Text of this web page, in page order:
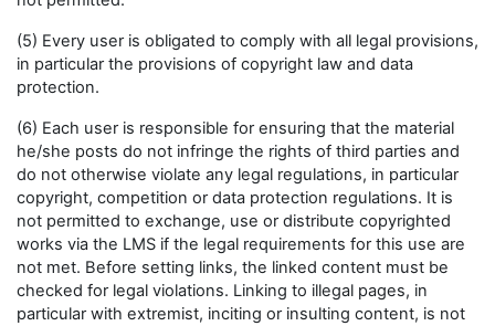
(5) Every user is obligated to comply with all legal provisions,
in particular the provisions of copyright law and data
protection.
(6) Each user is responsible for ensuring that the material
he/she posts do not infringe the rights of third parties and
do not otherwise violate any legal regulations, in particular
copyright, competition or data protection regulations. It is
not permitted to exchange, use or distribute copyrighted
works via the LMS if the legal requirements for this use are
not met. Before setting links, the linked content must be
checked for legal violations. Linking to illegal pages, in
particular with extremist, inciting or insulting content, is not